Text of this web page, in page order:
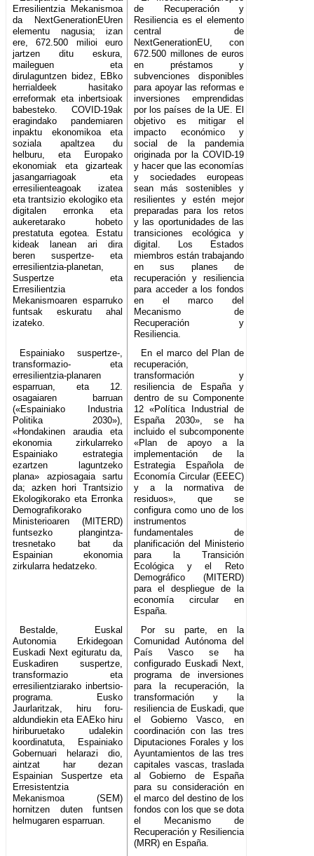
Erresilientzia Mekanismoa
da NextGenerationEUren
elementu nagusia; izan
ere, 672.500 milioi euro
jartzen ditu eskura,
maileguen eta
dirulaguntzen bidez, EBko
herrialdeek hasitako
erreformak eta inbertsioak
babesteko. COVID-19ak
eragindako pandemiaren
inpaktu ekonomikoa eta
soziala apaltzea du
helburu, eta Europako
ekonomiak eta gizarteak
jasangarriagoak eta
erresilienteagoak izatea
eta trantsizio ekologiko eta
digitalen erronka eta
aukeretarako hobeto
prestatuta egotea. Estatu
kideak lanean ari dira
beren suspertze- eta
erresilientzia-planetan,
Suspertze eta
Erresilientzia
Mekanismoaren esparruko
funtsak eskuratu ahal
izateko.
de Recuperación y
Resiliencia es el elemento
central de
NextGenerationEU, con
672.500 millones de euros
en préstamos y
subvenciones disponibles
para apoyar las reformas e
inversiones emprendidas
por los países de la UE. El
objetivo es mitigar el
impacto económico y
social de la pandemia
originada por la COVID-19
y hacer que las economías
y sociedades europeas
sean más sostenibles y
resilientes y estén mejor
preparadas para los retos
y las oportunidades de las
transiciones ecológica y
digital. Los Estados
miembros están trabajando
en sus planes de
recuperación y resiliencia
para acceder a los fondos
en el marco del
Mecanismo de
Recuperación y
Resiliencia.
Espainiako suspertze-,
transformazio- eta
erresilientzia-planaren
esparruan, eta 12.
osagaiaren barruan
(«Espainiako Industria
Politika 2030»),
«Hondakinen araudia eta
ekonomia zirkularreko
Espainiako estrategia
ezartzen laguntzeko
plana» azpiosagaia sartu
da; azken hori Trantsizio
Ekologikorako eta Erronka
Demografikorako
Ministerioaren (MITERD)
funtsezko plangintza-
tresnetako bat da
Espainian ekonomia
zirkularra hedatzeko.
En el marco del Plan de
recuperación,
transformación y
resiliencia de España y
dentro de su Componente
12 «Política Industrial de
España 2030», se ha
incluido el subcomponente
«Plan de apoyo a la
implementación de la
Estrategia Española de
Economía Circular (EEEC)
y a la normativa de
residuos», que se
configura como uno de los
instrumentos
fundamentales de
planificación del Ministerio
para la Transición
Ecológica y el Reto
Demográfico (MITERD)
para el despliegue de la
economía circular en
España.
Bestalde, Euskal
Autonomia Erkidegoan
Euskadi Next egituratu da,
Euskadiren suspertze,
transformazio eta
erresilientziarako inbertsio-
programa. Eusko
Jaurlaritzak, hiru foru-
aldundiekin eta EAEko hiru
hiriburuetako udalekin
koordinatuta, Espainiako
Gobernuari helarazi dio,
aintzat har dezan
Espainian Suspertze eta
Erresistentzia
Mekanismoa (SEM)
hornitzen duten funtsen
helmugaren esparruan.
Por su parte, en la
Comunidad Autónoma del
País Vasco se ha
configurado Euskadi Next,
programa de inversiones
para la recuperación, la
transformación y la
resiliencia de Euskadi, que
el Gobierno Vasco, en
coordinación con las tres
Diputaciones Forales y los
Ayuntamientos de las tres
capitales vascas, traslada
al Gobierno de España
para su consideración en
el marco del destino de los
fondos con los que se dota
el Mecanismo de
Recuperación y Resiliencia
(MRR) en España.